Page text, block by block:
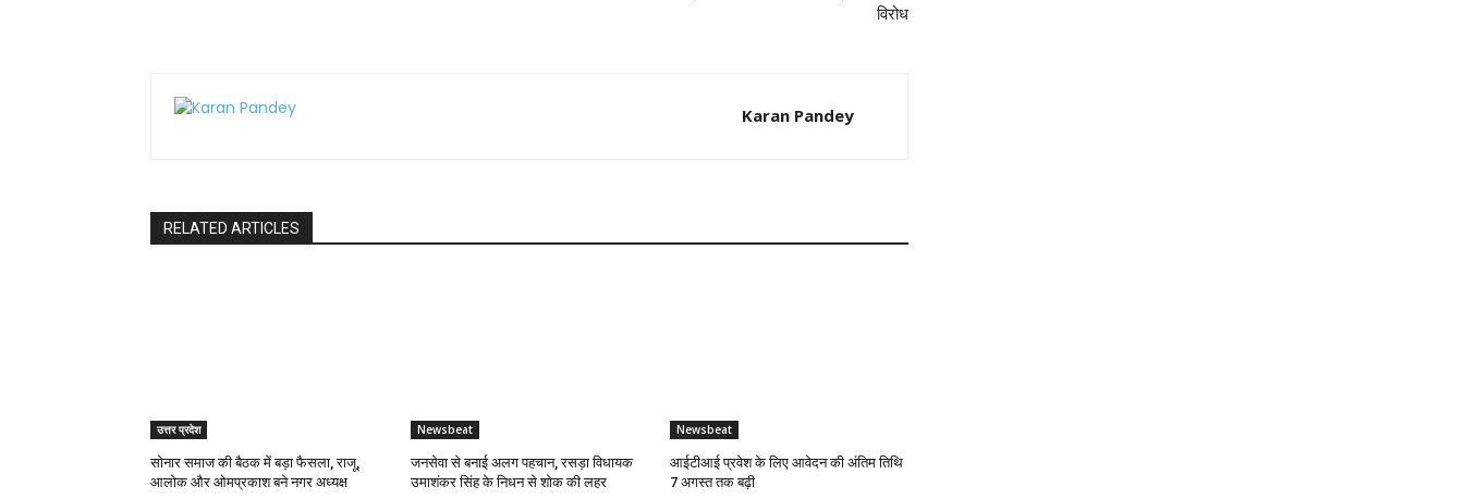
विरोध
Karan Pandey
RELATED ARTICLES
उत्तर प्रदेश
सोनार समाज की बैठक में बड़ा फैसला, राजू,
आलोक और ओमप्रकाश बने नगर अध्यक्ष
Newsbeat
जनसेवा से बनाई अलग पहचान, रसड़ा विधायक
उमाशंकर सिंह के निधन से शोक की लहर
Newsbeat
आईटीआई प्रवेश के लिए आवेदन की अंतिम तिथि
7 अगस्त तक बढ़ी